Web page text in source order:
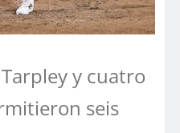
y cuatro
seis